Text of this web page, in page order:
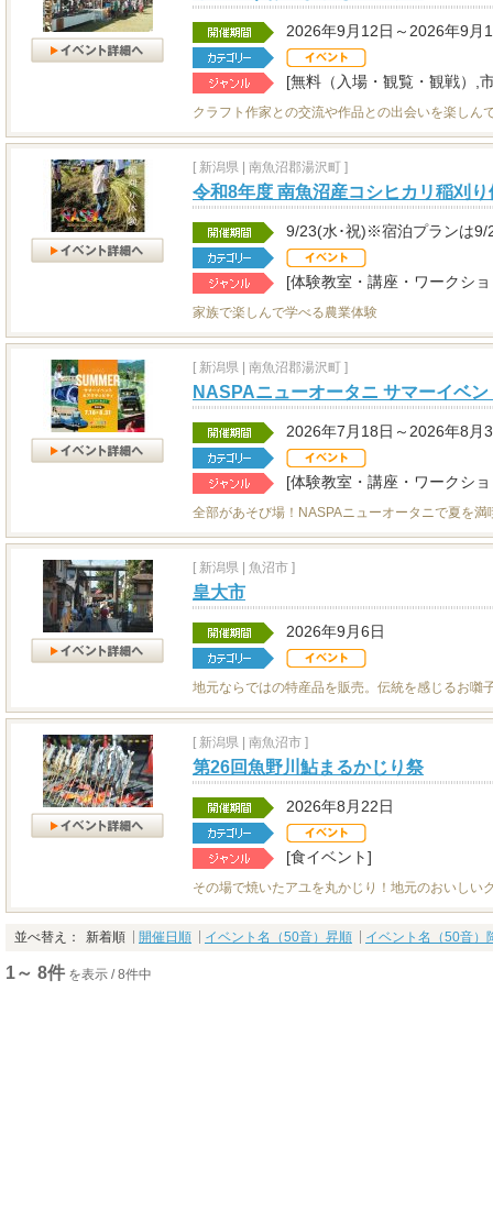
2026年9月12日～2026年9月
[無料（入場・観覧・観戦）,
クラフト作家との交流や作品との出会いを楽しん
[ 新潟県 南魚沼郡湯沢町 ]
令和8年度 南魚沼産コシヒカリ稲刈り
9/23(水･祝)※宿泊プランは9/
[体験教室・講座・ワークシ
家族で楽しんで学べる農業体験
[ 新潟県 南魚沼郡湯沢町 ]
NASPAニューオータニ サマーイベ
2026年7月18日～2026年8月
[体験教室・講座・ワークシ
全部があそび場！NASPAニューオータニで夏を満
[ 新潟県 魚沼市 ]
皇大市
2026年9月6日
地元ならではの特産品を販売。伝統を感じるお囃
[ 新潟県 南魚沼市 ]
第26回魚野川鮎まるかじり祭
2026年8月22日
[食イベント]
その場で焼いたアユを丸かじり！地元のおいしい
並べ替え： 新着順 開催日順 イベント名（50音）昇順 イベント名（50音）
1～ 8件 を表示 / 8件中